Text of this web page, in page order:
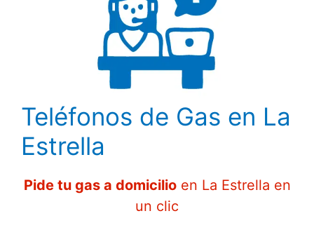
Teléfonos de Gas en La
Estrella
Pide tu gas a domicilioen La Estrella en
un clic